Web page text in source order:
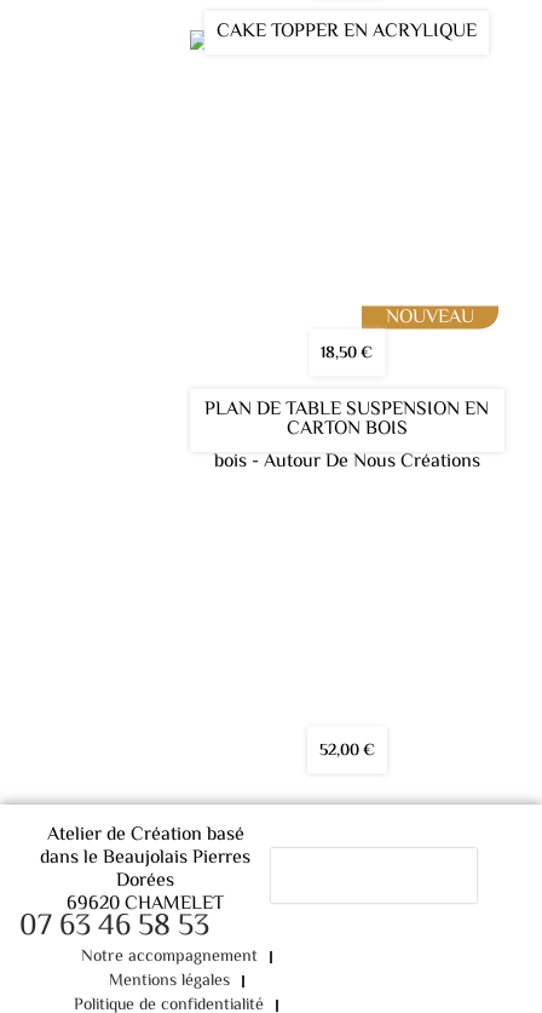
CAKE TOPPER EN ACRYLIQUE
18,50€
PLAN DE TABLE SUSPENSION EN
CARTON BOIS
52,00€
Atelier de Création basé
dans le Beaujolais Pierres
Dorées
69620 CHAMELET
07 63 46 58 53
Notre accompagnement
Mentions légales
Politique de confidentialité